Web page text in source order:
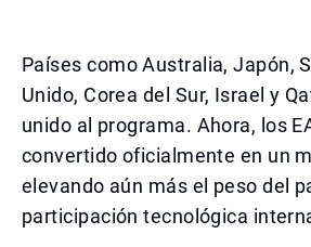
Países como Australia, Japón,
Unido, Corea del Sur, Israel y
unido al programa. Ahora, los
convertido oficialmente en un
elevando aún más el peso del
participación tecnológica